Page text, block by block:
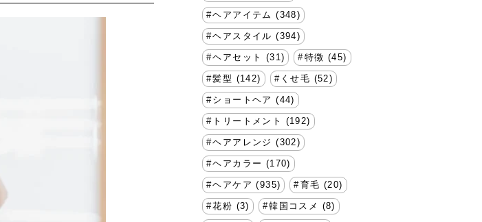
ヘアアイテム (348)
ヘアスタイル (394)
ヘアセット (31) 特徴 (45)
髪型 (142) くせ毛 (52)
ショートヘア (44)
トリートメント (192)
ヘアアレンジ (302)
ヘアカラー (170)
ヘアケア (935) 育毛 (20)
花粉 (3) 韓国コスメ (8)